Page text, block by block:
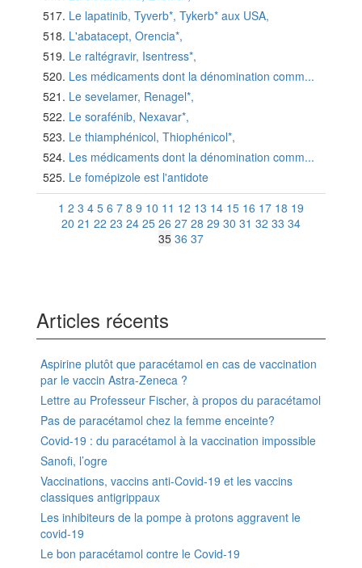
Le lapatinib, Tyverb*, Tykerb* aux USA,
L'abatacept, Orencia*,
Le raltégravir, Isentress*,
Les médicaments dont la dénomination comm...
Le sevelamer, Renagel*,
Le sorafénib, Nexavar*,
Le thiamphénicol, Thiophénicol*,
Les médicaments dont la dénomination comm...
Le fomépizole est l'antidote
1 2 3 4 5 6 7 8 9 10 11 12 13 14 15 16 17 18 19
20 21 22 23 24 25 26 27 28 29 30 31 32 33 34
35 36 37
Articles récents
Aspirine plutôt que paracétamol en cas de vaccination
par le vaccin Astra-Zeneca ?
Lettre au Professeur Fischer, à propos du paracétamol
Pas de paracétamol chez la femme enceinte?
Covid-19 : du paracétamol à la vaccination impossible
Sanofi, l’ogre
Vaccinations, vaccins anti-Covid-19 et les vaccins
classiques antigrippaux
Les inhibiteurs de la pompe à protons aggravent le
covid-19
Le bon paracétamol contre le Covid-19